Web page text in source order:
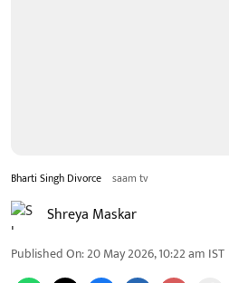
Bharti Singh Divorce saam tv
Shreya Maskar
Published On:20 May 2026, 10:22 am IST